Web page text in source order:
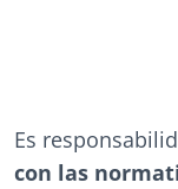
Es
con las